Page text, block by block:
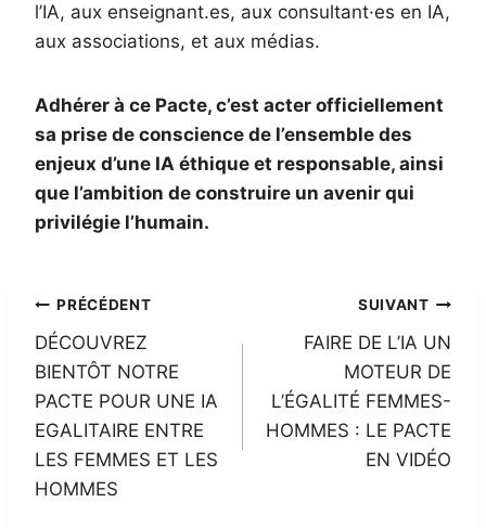
l’IA, aux enseignant.es, aux consultant·es en IA,
aux associations, et aux médias.
Adhérer à ce Pacte, c’est acter officiellement
sa prise de conscience de l’ensemble des
enjeux d’une IA éthique et responsable, ainsi
que l’ambition de construire un avenir qui
privilégie l’humain.
Navigation
de
l’article
PRÉCÉDENT
DÉCOUVREZ
BIENTÔT NOTRE
PACTE POUR UNE IA
EGALITAIRE ENTRE
LES FEMMES ET LES
HOMMES
SUIVANT
FAIRE DE L’IA UN
MOTEUR DE
L’ÉGALITÉ FEMMES-
HOMMES : LE PACTE
EN VIDÉO